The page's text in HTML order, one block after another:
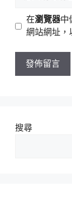
址
站
址
在瀏覽器中
網站網址，
搜尋